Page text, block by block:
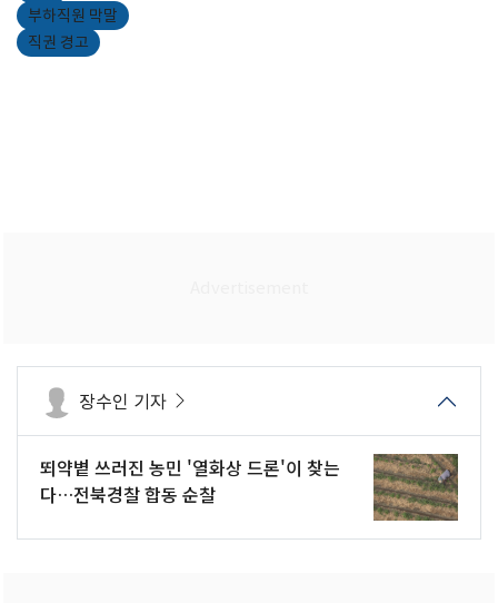
부하직원 막말
직권 경고
장수인 기자
뙤약볕 쓰러진 농민 '열화상 드론'이 찾는
다…전북경찰 합동 순찰